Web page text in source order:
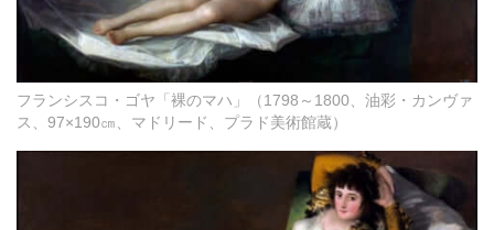
フランシスコ・ゴヤ「裸のマハ」（1798～1800、油彩・カンヴァ
ス、97×190㎝、マドリード、プラド美術館蔵）